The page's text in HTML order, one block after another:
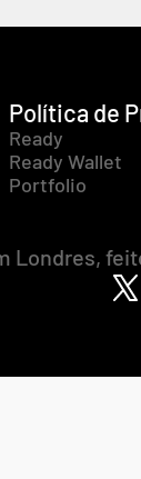
Política de
Ready
Ready Wallet
Portfolio
Londres,